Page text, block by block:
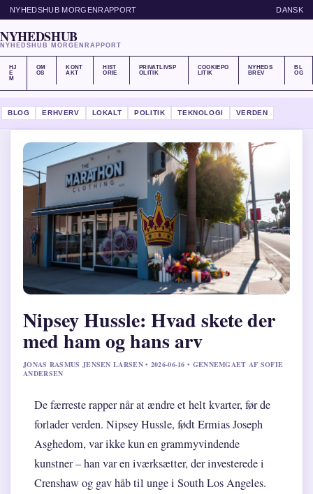
NYHEDSHUB MORGENRAPPORT DANSK
NYHEDSHUB
NYHEDSHUB MORGENRAPPORT
HJ
E
M
OM
OS
KONT
AKT
HIST
ORIE
PRIVATLIVSP
OLITIK
COOKIEPO
LITIK
NYHEDS
BREV
BL
OG
BLOG ERHVERV LOKALT POLITIK TEKNOLOGI VERDEN
Nipsey Hussle: Hvad skete der
med ham og hans arv
JONAS RASMUS JENSEN LARSEN • 2026-06-16 • GENNEMGAET AF SOFIE
ANDERSEN
De færreste rapper når at ændre et helt kvarter, før de
forlader verden. Nipsey Hussle, født Ermias Joseph
Asghedom, var ikke kun en grammyvindende
kunstner – han var en iværksætter, der investerede i
Crenshaw og gav håb til unge i South Los Angeles.